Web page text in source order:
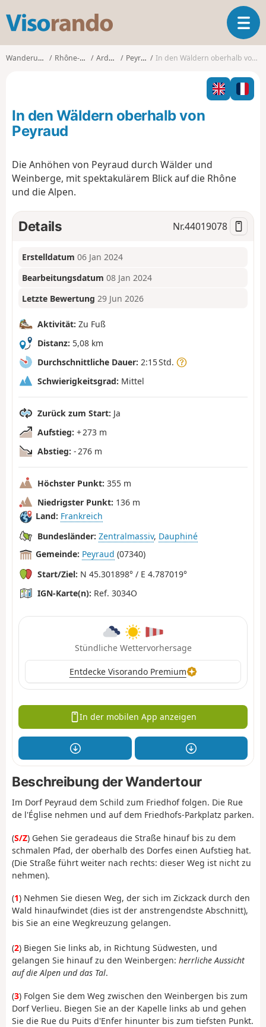
s
o
T
o
l
n
n
Wanderungen Rhône-Alpes Ardèche Peyraud In den Wäldern oberhalb von Peyraud
In den Wäldern oberhalb von
Peyraud
Die Anhöhen von Peyraud durch Wälder und
Weinberge, mit spektakulärem Blick auf die Rhône
und die Alpen.
Details Nr.44019078
Erstelldatum 06 Jan 2024
Bearbeitungsdatum 08 Jan 2024
Letzte Bewertung 29 Jun 2026
Aktivität: Zu Fuß
Distanz: 5,08 km
Durchschnittliche Dauer: 2:15 Std.
Schwierigkeitsgrad: Mittel
Zurück zum Start: Ja
Aufstieg: + 273 m
Abstieg: - 276 m
Höchster Punkt: 355 m
Niedrigster Punkt: 136 m
Land: Frankreich
Bundesländer: Zentralmassiv, Dauphiné
Gemeinde: Peyraud (07340)
Start/Ziel: N 45.301898° / E 4.787019°
IGN-Karte(n): Ref. 3034O
Stündliche Wettervorhersage
Entdecke Visorando Premium
In der mobilen App anzeigen
Beschreibung der Wandertour
Im Dorf Peyraud dem Schild zum Friedhof folgen. Die Rue
de l'Église nehmen und auf dem Friedhofs-Parkplatz parken.
(S/Z) Gehen Sie geradeaus die Straße hinauf bis zu dem
schmalen Pfad, der oberhalb des Dorfes einen Aufstieg hat.
(Die Straße führt weiter nach rechts: dieser Weg ist nicht zu
nehmen).
(1) Nehmen Sie diesen Weg, der sich im Zickzack durch den
Wald hinaufwindet (dies ist der anstrengendste Abschnitt),
bis Sie an eine Wegkreuzung gelangen.
(2) Biegen Sie links ab, in Richtung Südwesten, und
gelangen Sie hinauf zu den Weinbergen: herrliche Aussicht
auf die Alpen und das Tal.
(3) Folgen Sie dem Weg zwischen den Weinbergen bis zum
Dorf Verlieu. Biegen Sie an der Kapelle links ab und gehen
Sie die Rue du Puits d'Enfer hinunter bis zum tiefsten Punkt.